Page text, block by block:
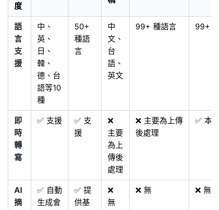
度
語
言
支
援
中、
英、
日、
韓、
德、台
語等10
種
50+
種語
言
中
文、
台
語、
英文
99+ 種語言 99+
即
時
轉
寫
✅ 支援
✅ 支
援
❌
主要
為上
傳後
處理
❌ 主要為上傳
後處理
✅ 本
AI
摘
✅ 自動
生成會
✅ 提
供基
❌
無
❌ 無 ❌ 無